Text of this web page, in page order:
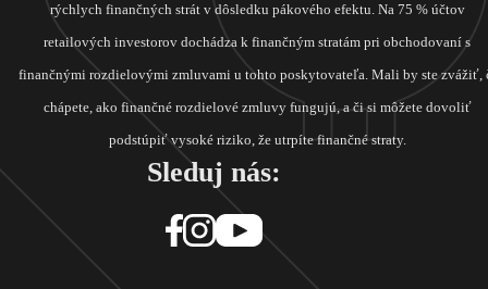
rýchlych finančných strát v dôsledku pákového efektu. Na 75 % účtov
retailových investorov dochádza k finančným stratám pri obchodovaní s
finančnými rozdielovými zmluvami u tohto poskytovateľa. Mali by ste zvážiť,
chápete, ako finančné rozdielové zmluvy fungujú, a či si môžete dovoliť
podstúpiť vysoké riziko, že utrpíte finančné straty.
Sleduj nás: